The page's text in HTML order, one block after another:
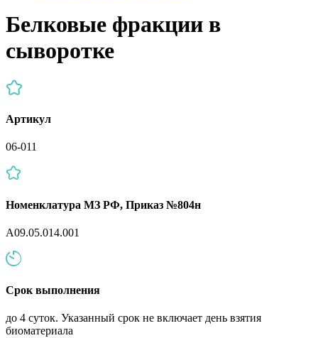
Белковые фракции в
сыворотке
Артикул
06-011
Номенклатура МЗ РФ, Приказ №804н
A09.05.014.001
Срок выполнения
до 4 суток. Указанный срок не включает день взятия
биоматериала